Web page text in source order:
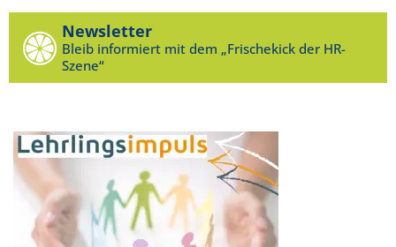
Newsletter
Bleib informiert mit dem „Frischekick der HR-
Szene“